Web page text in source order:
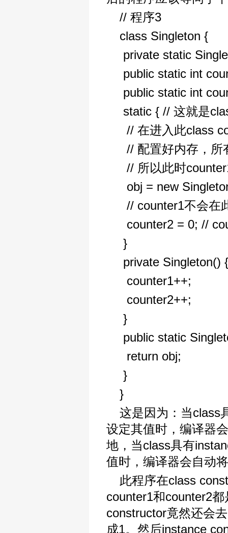
// 程序3
class Singleton {
private static
public static int
public static int
static { // 这就是
// 在进入此class
// 配置好内存，所
// 所以此时
obj = new
// counter1不会在
counter2 = 0; //
}
private Singleton()
counter1++;
counter2++;
}
public static
return obj;
}
}
这是因为：当class
设定其值时，编译器
地，当class具有
值时，编译器会自动
此程序在class
counter1和counter2
constructor竟然还会
成1。然后instance